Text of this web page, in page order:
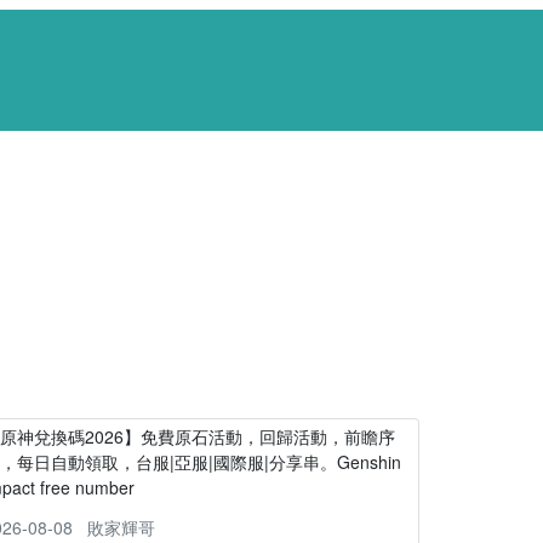
神兌換碼2026】免費原石活動，回歸活動，前瞻序
每日自動領取，台服|亞服|國際服|分享串。Genshin
free number
08-08
敗家輝哥